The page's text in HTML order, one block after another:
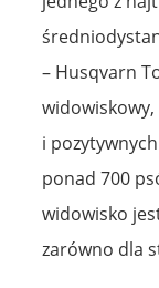
– Husqvarn
widowiskowy,
i
ponad 700
widowisko
zarówno dla